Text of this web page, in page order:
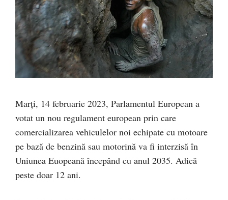
Marți, 14 februarie 2023, Parlamentul European a
votat un nou regulament european prin care
comercializarea vehiculelor noi echipate cu motoare
pe bază de benzină sau motorină va fi interzisă în
Uniunea Euopeană începând cu anul 2035. Adică
peste doar 12 ani.